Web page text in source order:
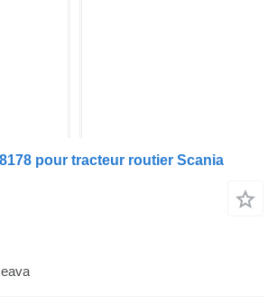
pour tracteur routier Scania